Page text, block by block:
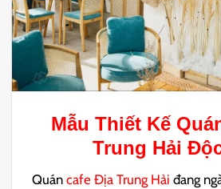
Mẫu Thiết Kế
Trung Hải
Quáncafe Địa Trung Hải đang